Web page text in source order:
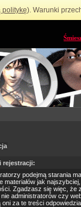
politykę). Warunki
rejestracji:
podejmą starania
materiałów jak
Zgadzasz się więc, że
nie administratorów czy
oni za te treści